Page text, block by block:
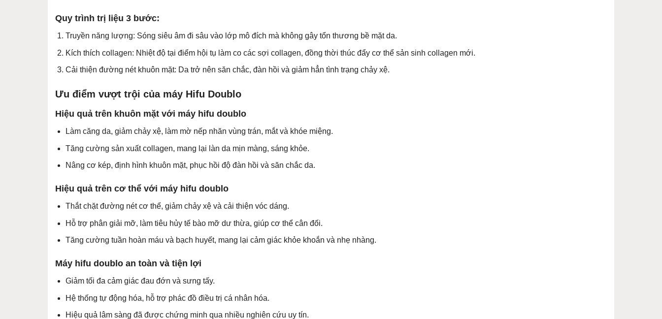
Quy trình trị liệu 3 bước:
Truyền năng lượng: Sóng siêu âm đi sâu vào lớp mô đích mà không gây tổn thương bề mặt da.
Kích thích collagen: Nhiệt độ tại điểm hội tụ làm co các sợi collagen, đồng thời thúc đẩy cơ thể sản sinh collagen mới.
Cải thiện đường nét khuôn mặt: Da trở nên săn chắc, đàn hồi và giảm hẳn tình trạng chảy xệ.
Ưu điểm vượt trội của máy Hifu Doublo
Hiệu quả trên khuôn mặt với máy hifu doublo
Làm căng da, giảm chảy xệ, làm mờ nếp nhăn vùng trán, mắt và khóe miệng.
Tăng cường sản xuất collagen, mang lại làn da mịn màng, sáng khỏe.
Nâng cơ kép, định hình khuôn mặt, phục hồi độ đàn hồi và săn chắc da.
Hiệu quả trên cơ thể với máy hifu doublo
Thắt chặt đường nét cơ thể, giảm chảy xệ và cải thiện vóc dáng.
Hỗ trợ phân giải mỡ, làm tiêu hủy tế bào mỡ dư thừa, giúp cơ thể cân đối.
Tăng cường tuần hoàn máu và bạch huyết, mang lại cảm giác khỏe khoắn và nhẹ nhàng.
Máy hifu doublo an toàn và tiện lợi
Giảm tối đa cảm giác đau đớn và sưng tấy.
Hệ thống tự động hóa, hỗ trợ phác đồ điều trị cá nhân hóa.
Hiệu quả lâm sàng đã được chứng minh qua nhiều nghiên cứu uy tín.